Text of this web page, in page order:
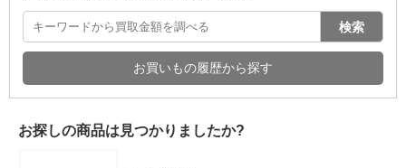
検索
お買いもの履歴から探す
お探しの商品は見つかりましたか?